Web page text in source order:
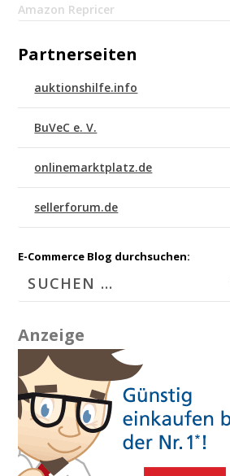
Amazon Repricer
Partnerseiten
auktionshilfe.info
BuVeC e. V.
onlinemarktplatz.de
sellerforum.de
E-Commerce Blog durchsuchen:
Anzeige